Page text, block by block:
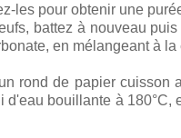
les pour obtenir une
battez à nouveau
en mélangeant à la
rond de papier cuisson
bouillante à 180°C,